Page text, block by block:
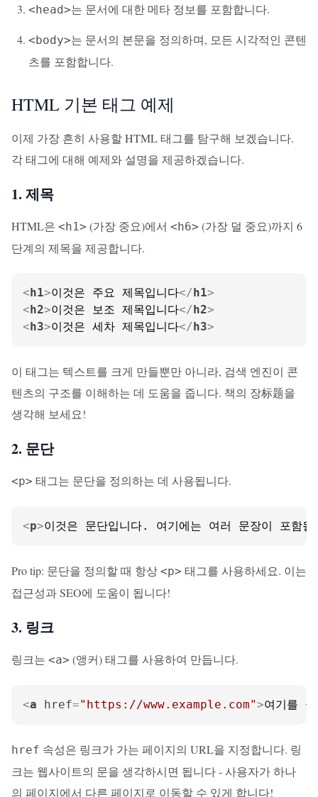
<head>는 문서에 대한 메타 정보를 포함합니다.
<body>는 문서의 본문을 정의하며, 모든 시각적인 콘텐
츠를 포함합니다.
HTML 기본 태그 예제
이제 가장 흔히 사용할 HTML 태그를 탐구해 보겠습니다.
각 태그에 대해 예제와 설명을 제공하겠습니다.
1. 제목
HTML은 <h1> (가장 중요)에서 <h6> (가장 덜 중요)까지 6
단계의 제목을 제공합니다.
<h1>이것은 주요 제목입니다</h1>
<h2>이것은 보조 제목입니다</h2>
<h3>이것은 세차 제목입니다</h3>
이 태그는 텍스트를 크게 만들뿐만 아니라, 검색 엔진이 콘
텐츠의 구조를 이해하는 데 도움을 줍니다. 책의 장标题을
생각해 보세요!
2. 문단
<p> 태그는 문단을 정의하는 데 사용됩니다.
<p>이것은 문단입니다. 여기에는 여러 문장이 포함
Pro tip: 문단을 정의할 때 항상 <p> 태그를 사용하세요. 이는
접근성과 SEO에 도움이 됩니다!
3. 링크
링크는 <a> (앵커) 태그를 사용하여 만듭니다.
<a href="https://www.example.com">여기를
href 속성은 링크가 가는 페이지의 URL을 지정합니다. 링
크는 웹사이트의 문을 생각하시면 됩니다 - 사용자가 하나
의 페이지에서 다른 페이지로 이동할 수 있게 합니다!